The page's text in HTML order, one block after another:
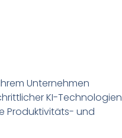
Unternehmen
KI-Technologien
Produktivitäts- und